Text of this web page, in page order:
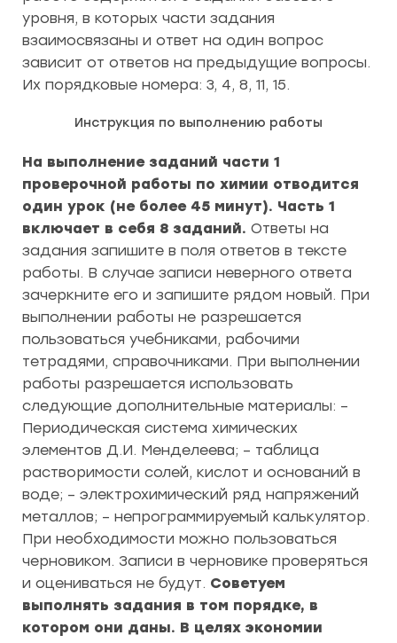
уровня, в которых части задания
взаимосвязаны и ответ на один вопрос
зависит от ответов на предыдущие вопросы.
Их порядковые номера: 3, 4, 8, 11, 15.
Инструкция по выполнению работы
На выполнение заданий части 1
проверочной работы по химии отводится
один урок (не более 45 минут). Часть 1
включает в себя 8 заданий. Ответы на
задания запишите в поля ответов в тексте
работы. В случае записи неверного ответа
зачеркните его и запишите рядом новый. При
выполнении работы не разрешается
пользоваться учебниками, рабочими
тетрадями, справочниками. При выполнении
работы разрешается использовать
следующие дополнительные материалы: –
Периодическая система химических
элементов Д.И. Менделеева; – таблица
растворимости солей, кислот и оснований в
воде; – электрохимический ряд напряжений
металлов; – непрограммируемый калькулятор.
При необходимости можно пользоваться
черновиком. Записи в черновике проверяться
и оцениваться не будут. Советуем
выполнять задания в том порядке, в
котором они даны. В целях экономии